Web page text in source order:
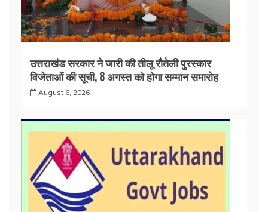
उत्तराखंड सरकार ने जारी की तीलू रौतेली पुरस्कार
विजेताओं की सूची, 8 अगस्त को होगा सम्मान समारोह
August 6, 2026